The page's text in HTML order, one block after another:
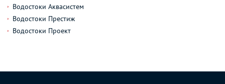
Водостоки Аквасистем
Водостоки Престиж
Водостоки Проект